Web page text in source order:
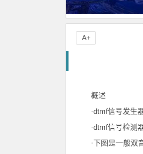
概述
·dtmf信号发生
·dtmf信号检测
·下图是一般双
A+